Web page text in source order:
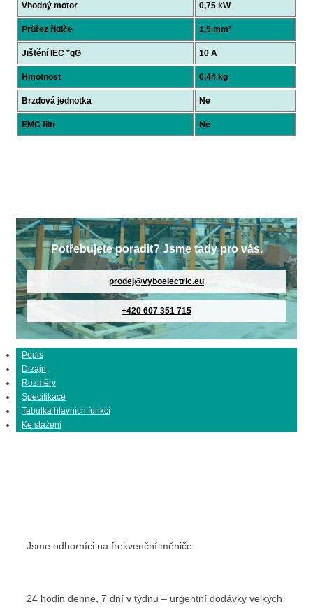
Vhodný motor 0,75 kW
Průřez řidiče 1,5 mm²
Jištění IEC *gG 10 A
Hmotnost 0,44 kg
Brzdová jednotka Ne
EMC filtr Ne
Potřebujete poradit? Jsme tady pro vás.
prodej@vyboelectric.eu
+420 607 351 715
Popis
Dizajn
Rozměry
Specifikace
Tabulka hlavních funkcí
Ke stažení
Jsme odborníci na frekvenční měniče
24 hodin denně, 7 dní v týdnu – urgentní dodávky velkých